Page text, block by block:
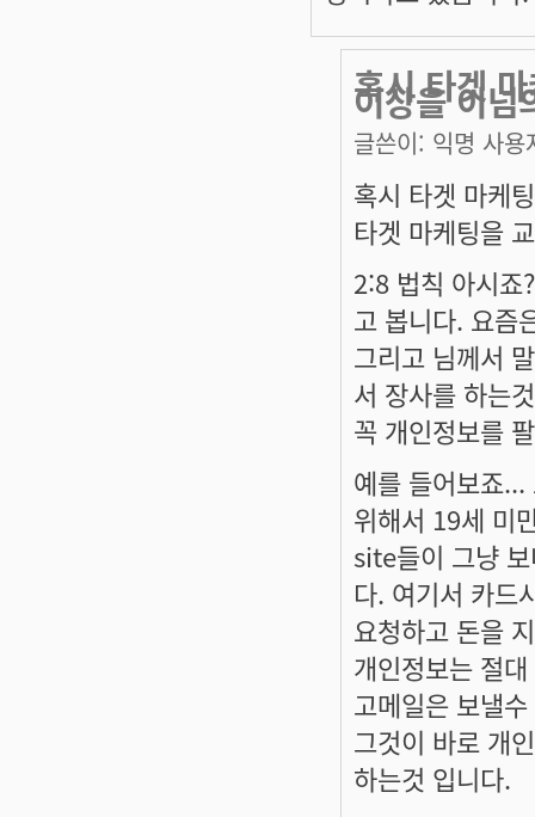
혹시 타겟
이상을 이넘
글쓴이: 익명 사용
혹시 타겟 마케
타겟 마케팅을
2:8 법칙 아시
고 봅니다. 요즘
그리고 님께서
서 장사를 하는
꼭 개인정보를
예를 들어보죠
위해서 19세 미
site들이 그냥
다. 여기서 카드
요청하고 돈을
개인정보는 절
고메일은 보낼
그것이 바로 개
하는것 입니다.